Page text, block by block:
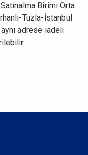
Birimi Orta
Tuzla-İstanbul
adrese iadeli